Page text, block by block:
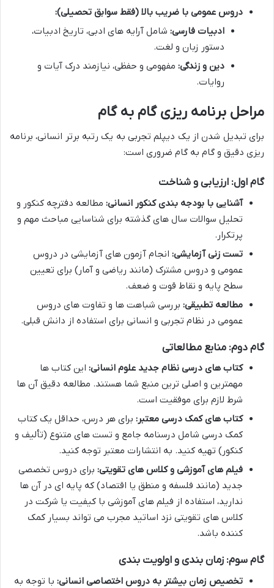
دروس عمومی با ضریب بالا (فقط سوابق تحصیلی):
ادبیات فارسی: شامل آرایه های ادبی، تاریخ ادبیات،
دستور زبان و لغت.
دین و زندگی: مفهومی و حفظی، نیازمند درک آیات و
روایات.
مراحل برنامه ریزی گام به گام
برای تبدیل شدن از یک دیپلم تجربی به یک رتبه برتر انسانی، برنامه
ریزی دقیق و گام به گام ضروری است:
گام اول: ارزیابی و شناخت
آشنایی با بودجه بندی کنکور انسانی: مطالعه دفترچه کنکور و
تحلیل سوالات سال های گذشته برای شناسایی مباحث مهم و
پرتکرار.
تست زنی آزمایشی: انجام آزمون های آزمایشی در دروس
عمومی و دروس مشترک (مانند ریاضی و آمار) برای تعیین
سطح پایه و نقاط قوت و ضعف.
مطالعه تطبیقی: بررسی شباهت ها و تفاوت های دروس
عمومی در نظام تجربی و انسانی برای استفاده از دانش قبلی.
گام دوم: منابع مطالعاتی
کتاب های درسی نظام جدید علوم انسانی: این کتاب ها
مهمترین و اصلی ترین منبع شما هستند. مطالعه دقیق آن ها
شرط لازم برای موفقیت است.
کتاب های کمک درسی معتبر: برای هر درس، حداقل یک کتاب
کمک درسی شامل درسنامه جامع و تست های متنوع (تألیف و
کنکور) تهیه کنید. به انتشارات معتبر توجه کنید.
فیلم های آموزشی و کلاس های تقویتی: برای دروس تخصصی
جدید (مانند فلسفه و منطق یا اقتصاد) که پایه ای در آن ها
ندارید، استفاده از فیلم های آموزشی با کیفیت یا شرکت در
کلاس های تقویتی نزد اساتید مجرب می تواند بسیار کمک
کننده باشد.
گام سوم: زمان بندی و اولویت بندی
تخصیص زمان بیشتر به دروس اختصاصی انسانی: با توجه به